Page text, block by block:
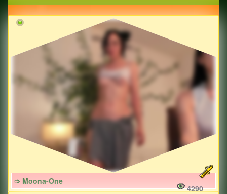
➩ Moona-One
4290